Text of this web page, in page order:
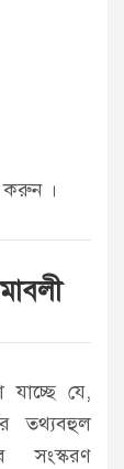
করুন ।
যে,
তথ্যবহুল